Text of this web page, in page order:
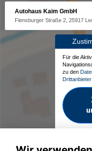
Autohaus Kaim GmbH
Flensburger Straße 2, 25917
Für die
zu den